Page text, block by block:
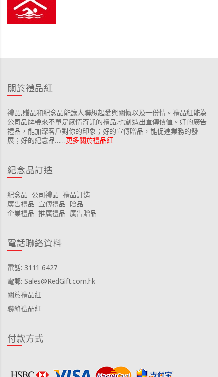
關於禮品紅
禮品,贈品和紀念品能讓人聯想起愛與關懷以及一份情。禮品紅能為
公司品牌帶來不單是感情寄託的禮品,也創造出宣傳價值。好的廣告
禮品，能加深客戶對你的印象；好的宣傳贈品，能促進業務的發
展；好的紀念品……更多關於禮品紅
紀念品訂造
紀念品 公司禮品 禮品訂造
廣告禮品 宣傳禮品 贈品
企業禮品 推廣禮品 廣告贈品
電話聯絡資料
電話: 3111 6427
電郵: Sales@RedGift.com.hk
關於禮品紅
聯絡禮品紅
付款方式